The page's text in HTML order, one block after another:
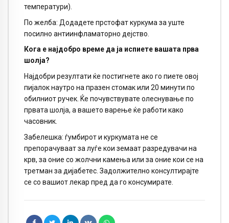
температури).
По желба: Додадете прстофат куркума за уште
посилно антиинфламаторно дејство.
Кога е најдобро време да ја испиете вашата прва
шолја?
Најдобри резултати ќе постигнете ако го пиете овој
пијалок наутро на празен стомак или 20 минути по
обилниот ручек. Ќе почувствувате олеснување по
првата шолја, а вашето варење ќе работи како
часовник.
Забелешка: ѓумбирот и куркумата не се
препорачуваат за луѓе кои земаат разредувачи на
крв, за оние со жолчни камења или за оние кои се на
третман за дијабетес. Задолжително консултирајте
се со вашиот лекар пред да го консумирате.